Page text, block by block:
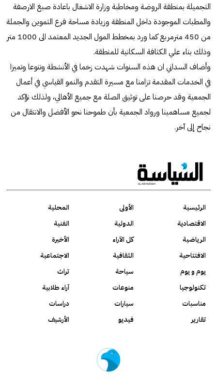
التجميلة بمنطقة الروضة ومخاطبة وزارة الاشغال باعادة صبغ الارصفة
والمطبات الموجودة داخل المنطقة وزيادة مساحة فرع التموين والجملة
من 450 مترمربع كما ورد بمخطط المول الجديد المعتمد الى 1000 متر
وذلك بناء علي الكثافة السكانية للمنطقة.
وأضاف السداني ان هذه السنوات شهدت زخما في الأنشطة وتنوعا وتميزا
في الخدمات المقدمة تزامنا مع مسيرة التقدم والنمو القياسي في أعمال
الجمعية وقد حرصنا على توثيق الصلة مع جميع الأهالي، ولذلك نؤكد
لجميع مساهمينا ورواد الجمعية بأن طموحنا نحو الأفضل والانتقال من
نجاح إلى آخر.
الرئيسية الأولى
المحلية
الاقتصادية
الدولية
الفنية
الرياضية
كل الآراء
الأخيرة
الافتتاحية
الثقافية
الاجتماعية
يوم و يوم
سياحة
تراث
تكنولوجيا
منوعات
آراء طلابية
مناسبات
سيارات
دراسات
تقارير
فيديو الأرشيف